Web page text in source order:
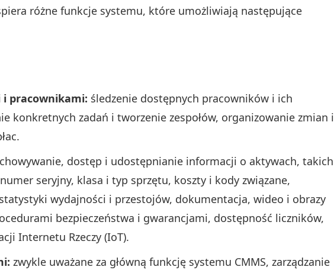
różne funkcje systemu, które umożliwiają następujące
i pracownikami: śledzenie dostępnych pracowników i ich
konkretnych zadań i tworzenie zespołów, organizowanie zmian i
dostęp i udostępnianie informacji o aktywach, takich
seryjny, klasa i typ sprzętu, koszty i kody związane,
wydajności i przestojów, dokumentacja, wideo i obrazy
bezpieczeństwa i gwarancjami, dostępność liczników,
Internetu Rzeczy (IoT).
zwykle uważane za główną funkcję systemu CMMS, zarządzanie